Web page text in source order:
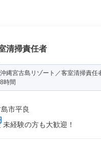
清掃責任者
沖縄宮古島リゾート／客室清掃責任
時間
市平良
経験の方も大歓迎！